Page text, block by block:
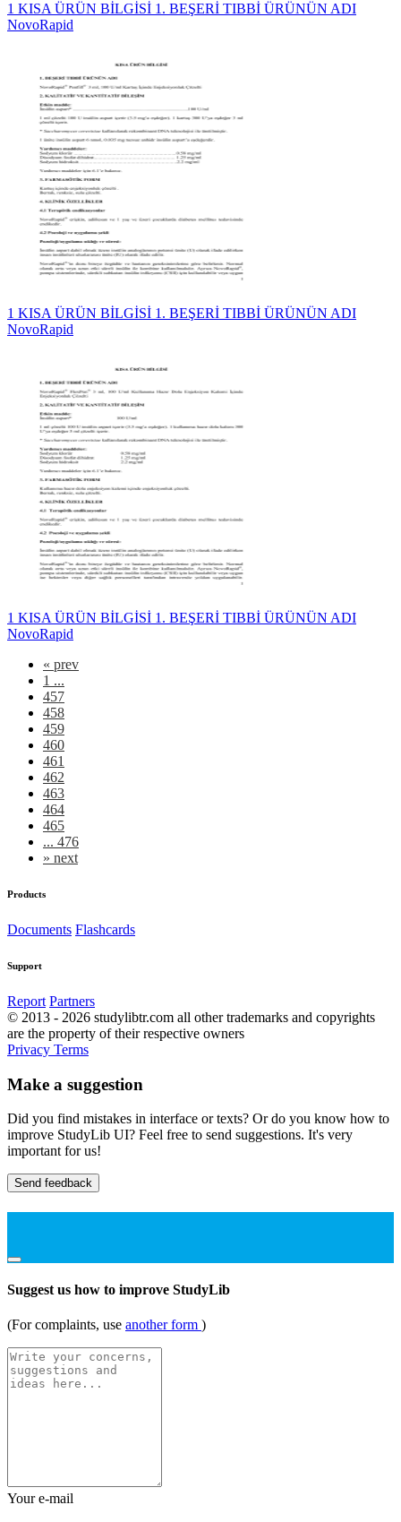
1 KISA ÜRÜN BİLGİSİ 1. BEŞERİ TIBBİ ÜRÜNÜN ADI
NovoRapid
1 KISA ÜRÜN BİLGİSİ 1. BEŞERİ TIBBİ ÜRÜNÜN ADI
NovoRapid
1 KISA ÜRÜN BİLGİSİ 1. BEŞERİ TIBBİ ÜRÜNÜN ADI
NovoRapid
« prev
1 ...
457
458
459
460
461
462
463
464
465
... 476
» next
Products
Documents Flashcards
Support
Report Partners
© 2013 - 2026 studylibtr.com all other trademarks and copyrights
are the property of their respective owners
Privacy Terms
Make a suggestion
Did you find mistakes in interface or texts? Or do you know how to
improve StudyLib UI? Feel free to send suggestions. It's very
important for us!
Send feedback
Suggest us how to improve StudyLib
(For complaints, use another form )
Your e-mail